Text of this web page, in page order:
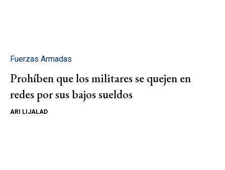
Fuerzas Armadas
Prohíben que los militares se quejen en
redes por sus bajos sueldos
ARI LIJALAD